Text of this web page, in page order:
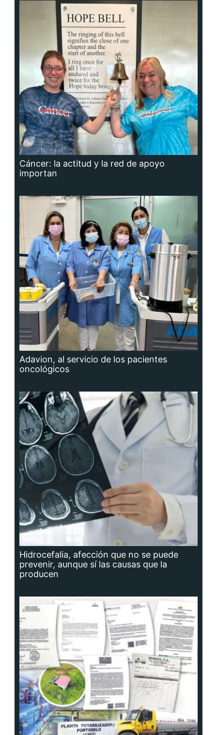
Cáncer: la actitud y la red de apoyo
importan
Adavion, al servicio de los pacientes
oncológicos
Hidrocefalia, afección que no se puede
prevenir, aunque sí las causas que la
producen